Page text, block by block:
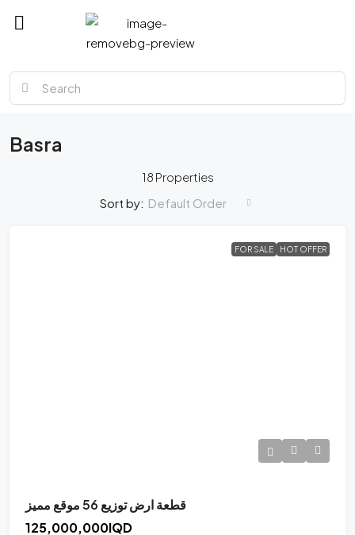
Basra
18 Properties
Sort by: Default Order
FOR SALE HOT OFFER
قطعة ارض توزيع 56 موقع مميز
125,000,000IQD